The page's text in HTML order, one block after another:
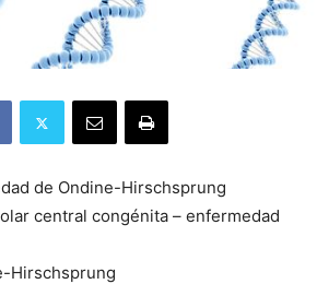
de Ondine-Hirschsprung
central congénita – enfermedad
Hirschsprung